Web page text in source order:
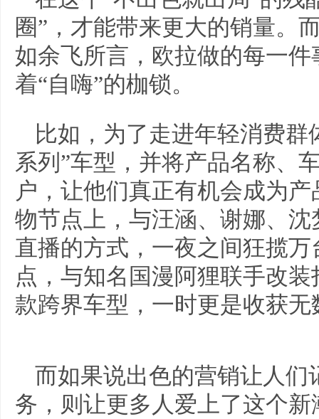
圈”，才能带来更大的销量。
如余飞所言，欧拉做的每一
着“自嗨”的枷锁。
比如，为了走进年轻消费
系列”车型，并将产品名称、
户，让他们真正有机会成为
物节点上，与汪涵、谢娜、
直播的方式，一夜之间狂揽
点，与知名国漫阿狸联手改装
款跨界车型，一时更是收获
而如果说出色的营销让人
务，则让更多人爱上了这个新